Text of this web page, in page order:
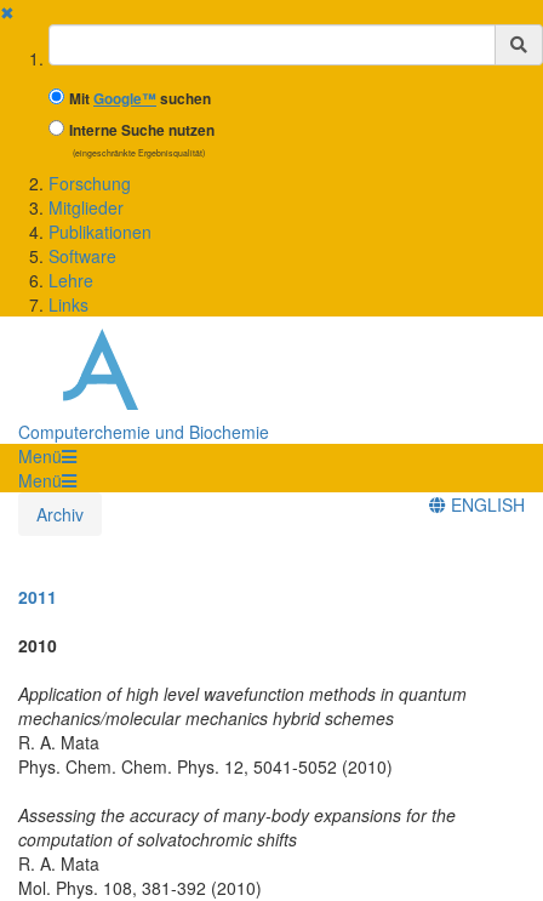
✖
Suchbegriff
MitGoogle™suchen
Interne Suche nutzen
(eingeschränkte Ergebnisqualität)
Forschung
Mitglieder
Publikationen
Software
Lehre
Links
Computerchemie und Biochemie
Menü
Menü
Archiv
ENGLISH
2011
2010
Application of high level wavefunction methods in quantum
mechanics/molecular mechanics hybrid schemes
R. A. Mata
Phys. Chem. Chem. Phys. 12, 5041-5052 (2010)
Assessing the accuracy of many-body expansions for the
computation of solvatochromic shifts
R. A. Mata
Mol. Phys. 108, 381-392 (2010)